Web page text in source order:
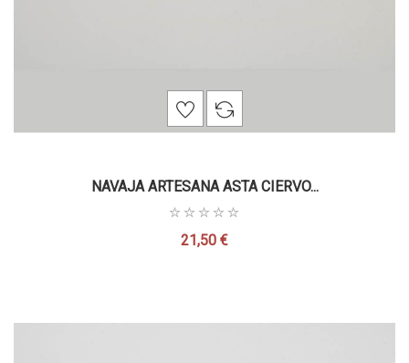
NAVAJA ARTESANA ASTA CIERVO...
Precio
21,50 €